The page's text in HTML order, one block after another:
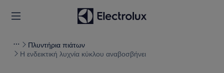
Πλυντήρια πιάτων
Η ενδεικτική λυχνία κύκλου αναβοσβήνει